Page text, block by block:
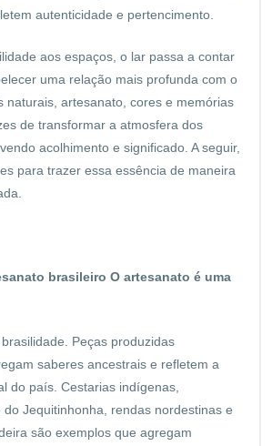
autenticidade e pertencimento.
aos espaços, o lar passa a contar
uma relação mais profunda com o
naturais, artesanato, cores e memórias
de transformar a atmosfera dos
acolhimento e significado. A seguir,
para trazer essa essência de maneira
brasileiro O artesanato é uma
Peças produzidas
saberes ancestrais e refletem a
do país. Cestarias indígenas,
do Jequitinhonha, rendas nordestinas e
são exemplos que agregam